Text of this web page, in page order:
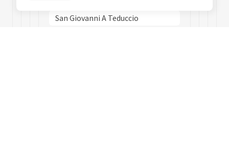
San Giovanni A Teduccio